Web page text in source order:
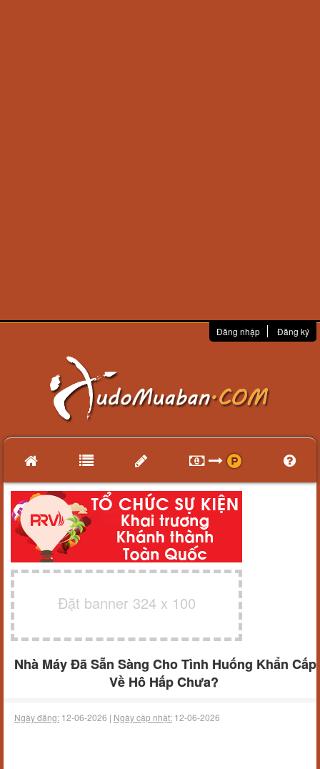
Đăng nhập Đăng ký
Đặt banner 324 x 100
Nhà Máy Đã Sẵn Sàng Cho Tình Huống Khẩn Cấp
Về Hô Hấp Chưa?
Ngày đăng: 12-06-2026 | Ngày cập nhật: 12-06-2026